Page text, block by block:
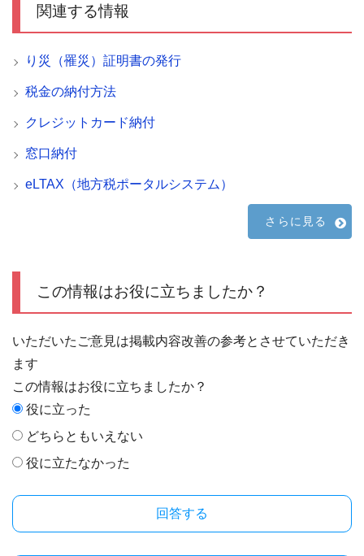
関連する情報
り災（罹災）証明書の発行
税金の納付方法
クレジットカード納付
窓口納付
eLTAX（地方税ポータルシステム）
さらに見る
この情報はお役に立ちましたか？
いただいたご意見は掲載内容改善の参考とさせていただき
ます
この情報はお役に立ちましたか？
役に立った
どちらともいえない
役に立たなかった